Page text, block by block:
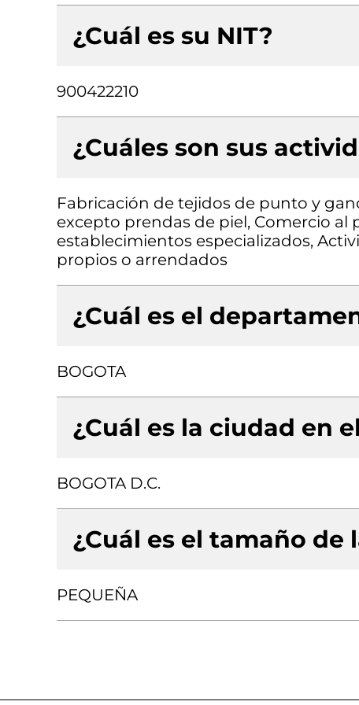
¿Cuál es su NIT?
900422210
¿Cuáles son sus
Fabricación de tejidos de punto y
excepto prendas de piel, Comercio
establecimientos especializados,
propios o arrendados
¿Cuál es el
BOGOTA
¿Cuál es la ciudad en
BOGOTA D.C.
¿Cuál es el tamaño de
PEQUEÑA